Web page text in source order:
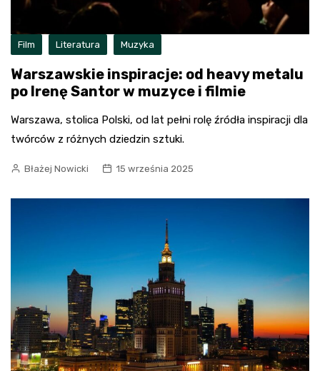
Film Literatura Muzyka
Warszawskie inspiracje: od heavy metalu
po Irenę Santor w muzyce i filmie
Warszawa, stolica Polski, od lat pełni rolę źródła inspiracji dla
twórców z różnych dziedzin sztuki.
Błażej Nowicki 15 września 2025